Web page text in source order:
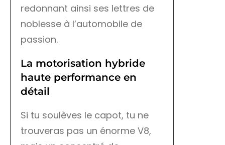
redonnant ainsi ses lettres de
noblesse à l’automobile de
passion.
La motorisation hybride
haute performance en
détail
Si tu soulèves le capot, tu ne
trouveras pas un énorme V8,